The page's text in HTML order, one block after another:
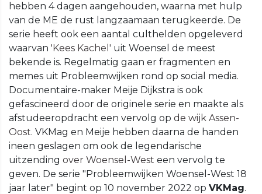
hebben 4 dagen aangehouden, waarna met hulp
van de ME de rust langzaamaan terugkeerde. De
serie heeft ook een aantal culthelden opgeleverd
waarvan 'Kees Kachel' uit Woensel de meest
bekende is. Regelmatig gaan er fragmenten en
memes uit Probleemwijken rond op social media.
Documentaire-maker Meije Dijkstra is ook
gefascineerd door de originele serie en maakte als
afstudeeropdracht een vervolg op de wijk Assen-
Oost. VKMag en Meije hebben daarna de handen
ineen geslagen om ook de legendarische
uitzending over Woensel-West een vervolg te
geven. De serie "Probleemwijken Woensel-West 18
jaar later" begint op 10 november 2022 op VKMag.